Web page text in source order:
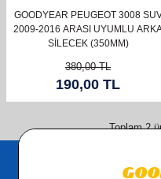
GOODYEAR PEUGEOT 3008
2009-2016 ARASI UYUMLU
SILECEK (350MM)
380,00TL
190,00 TL
Toplam2